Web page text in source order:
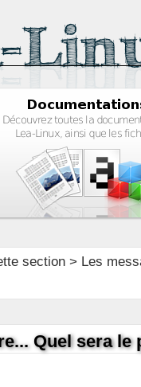
section> Les
Quel sera le